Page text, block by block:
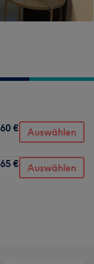
60 € Auswählen
65 € Auswählen